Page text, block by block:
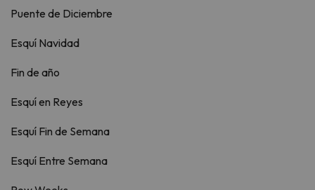
Puente de Diciembre
Esquí Navidad
Fin de año
Esquí en Reyes
Esquí Fin de Semana
Esquí Entre Semana